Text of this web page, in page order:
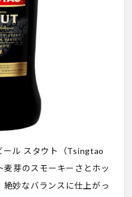
ール スタウト（Tsingtao
芽のスモーキーさとホッ
妙なバランスに仕上がっ